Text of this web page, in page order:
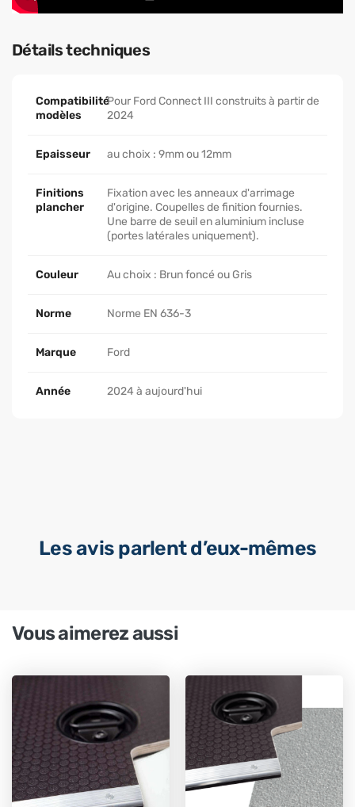
Détails techniques
Compatibilité
modèles
Pour Ford Connect III construits à partir de
2024
Epaisseur au choix : 9mm ou 12mm
Finitions
plancher
Fixation avec les anneaux d'arrimage
d'origine. Coupelles de finition fournies.
Une barre de seuil en aluminium incluse
(portes latérales uniquement).
Couleur Au choix : Brun foncé ou Gris
Norme Norme EN 636-3
Marque Ford
Année 2024 à aujourd'hui
Les avis parlent d’eux-mêmes
Vous aimerez aussi